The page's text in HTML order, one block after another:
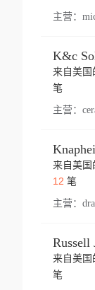
主营：
K&c
来自美国
笔
主营：
来自美国
12 笔
主营：
来自美国
笔